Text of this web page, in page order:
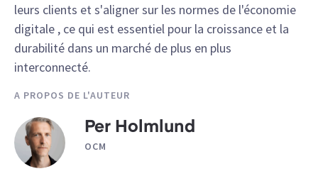
leurs clients et s'aligner sur les normes de l'économie
digitale , ce qui est essentiel pour la croissance et la
durabilité dans un marché de plus en plus
interconnecté.
A PROPOS DE L'AUTEUR
Per Holmlund
OCM